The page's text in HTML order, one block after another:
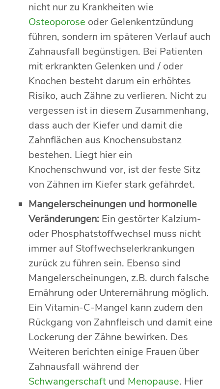
nicht nur zu Krankheiten wie
Osteoporose oder Gelenkentzündung
führen, sondern im späteren Verlauf auch
Zahnausfall begünstigen. Bei Patienten
mit erkrankten Gelenken und / oder
Knochen besteht darum ein erhöhtes
Risiko, auch Zähne zu verlieren. Nicht zu
vergessen ist in diesem Zusammenhang,
dass auch der Kiefer und damit die
Zahnflächen aus Knochensubstanz
bestehen. Liegt hier ein
Knochenschwund vor, ist der feste Sitz
von Zähnen im Kiefer stark gefährdet.
Mangelerscheinungen und hormonelle
Veränderungen: Ein gestörter Kalzium-
oder Phosphatstoffwechsel muss nicht
immer auf Stoffwechselerkrankungen
zurück zu führen sein. Ebenso sind
Mangelerscheinungen, z.B. durch falsche
Ernährung oder Unterernährung möglich.
Ein Vitamin-C-Mangel kann zudem den
Rückgang von Zahnfleisch und damit eine
Lockerung der Zähne bewirken. Des
Weiteren berichten einige Frauen über
Zahnausfall während der
Schwangerschaftund Menopause. Hier